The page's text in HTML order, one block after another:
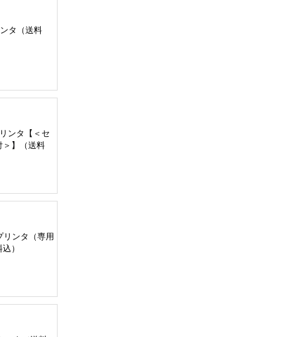
タ （送料
ンタ 【＜ セ
＞】（送料
リンタ （専用
込 ）